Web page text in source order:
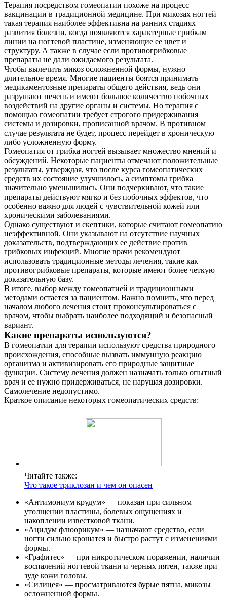
О нас
Услуги
Акции
Отзывы
Контакты
Терапия посредством гомеопатии похоже на процесс
вакцинации в традиционной медицине. При микозах ногтей
такая терапия наиболее эффективна на ранних стадиях
развития болезни, когда появляются характерные грибкам
линии на ногтевой пластине, изменяющие ее цвет и
структуру. А также в случае если противогрибковые
препараты не дали ожидаемого результата.
Чтобы вылечить микоз осложненной формы, нужно
длительное время. Многие пациенты боятся принимать
медикаментозные препараты общего действия, ведь они
разрушают печень и имеют большое количество побочных
воздействий на другие органы и системы. Но терапия с
помощью гомеопатии требует строгого придерживания
системы и дозировки, прописанной врачом. В противном
случае результата не будет, процесс перейдет в хроническую
либо усложненную форму.
Гомеопатия от грибка ногтей вызывает множество мнений и
обсуждений. Некоторые пациенты отмечают положительные
результаты, утверждая, что после курса гомеопатических
средств их состояние улучшилось, а симптомы грибка
значительно уменьшились. Они подчеркивают, что такие
препараты действуют мягко и без побочных эффектов, что
особенно важно для людей с чувствительной кожей или
хроническими заболеваниями.
Однако существуют и скептики, которые считают гомеопатию
неэффективной. Они указывают на отсутствие научных
доказательств, подтверждающих ее действие против
грибковых инфекций. Многие врачи рекомендуют
использовать традиционные методы лечения, такие как
противогрибковые препараты, которые имеют более четкую
доказательную базу.
В итоге, выбор между гомеопатией и традиционными
методами остается за пациентом. Важно помнить, что перед
началом любого лечения стоит проконсультироваться с
врачом, чтобы выбрать наиболее подходящий и безопасный
вариант.
Какие препараты используются?
В гомеопатии для терапии используют средства природного
происхождения, способные вызвать иммунную реакцию
организма и активизировать его природные защитные
функции. Систему лечения должен назначать только опытный
врач и ее нужно придерживаться, не нарушая дозировки.
Самолечение недопустимо.
Краткое описание некоторых гомеопатических средств:
Читайте также:
Что такое триклозан и чем он опасен
«Антимониум крудум» — показан при сильном
утолщении пластины, болевых ощущениях и
накоплении известковой ткани.
«Ацидум флюорикум» — назначают средство, если
ногти сильно крошатся и быстро растут с изменениями
формы.
«Графитес» — при никротическом поражении, наличии
воспалений ногтевой ткани и черных пятен, также при
зуде кожи головы.
«Силицея» — просматриваются бурые пятна, микозы
осложненной формы.